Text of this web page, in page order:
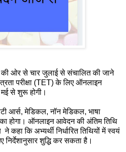
की ओर से चार जुलाई से संचालित की जाने
परीक्षा (TET) के लिए ऑनलाइन
से शुरू होगी।
आर्स, मेडिकल, नॉन मेडिकल, भाषा
का होगा। ऑनलाइन आवेदन की अंतिम तिथि
ने कहा कि अभ्यर्थी निर्धारित तिथियों में स्वयं
निर्देशानुसार शुद्धि कर सकता है।